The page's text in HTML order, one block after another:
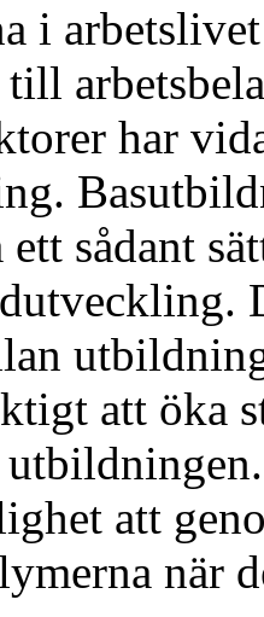
i
har
ett sådant
att öka
att
när